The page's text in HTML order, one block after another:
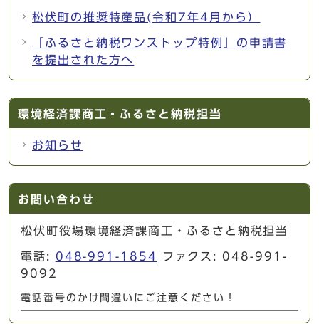
松伏町の推奨特産品(令和7年4月から）
「ふるさと納税ワンストップ特例」の申請書
を提出された方へ
環境経済課商工・ふるさと納税担当
お知らせ
お問い合わせ
松伏町役場環境経済課商工・ふるさと納税担当
電話: 048-991-1854
ファクス: 048-991-
9092
電話番号のかけ間違いにご注意ください！